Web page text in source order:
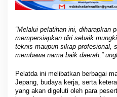
“Melalui pelatihan ini, diharapkan
mempersiapkan diri sebaik
teknis maupun sikap profesional,
membawa nama baik daerah,”
Pelatda ini melibatkan berbagai
Jepang, budaya kerja, serta
yang akan digeluti oleh para